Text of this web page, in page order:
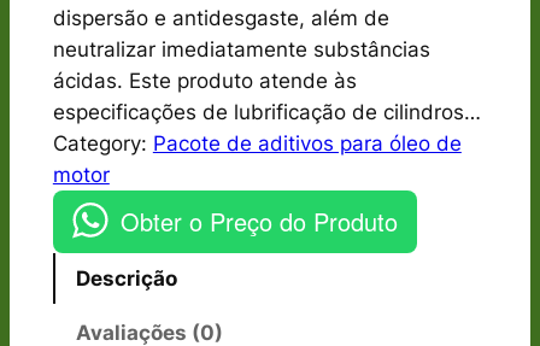
dispersão e antidesgaste, além de
neutralizar imediatamente substâncias
ácidas. Este produto atende às
especificações de lubrificação de cilindros…
Category: Pacote de aditivos para óleo de
motor
Obter o Preço do Produto
Descrição
Avaliações (0)